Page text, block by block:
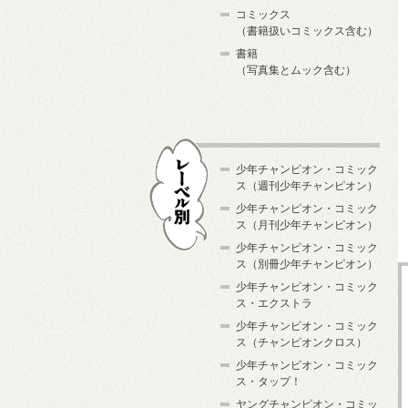
コミックス
（書籍扱いコミックス含む）
書籍
（写真集とムック含む）
少年チャンピオン・コミック
ス（週刊少年チャンピオン）
少年チャンピオン・コミック
ス（月刊少年チャンピオン）
少年チャンピオン・コミック
ス（別冊少年チャンピオン）
少年チャンピオン・コミック
ス・エクストラ
少年チャンピオン・コミック
ス（チャンピオンクロス）
少年チャンピオン・コミック
ス・タップ！
ヤングチャンピオン・コミッ